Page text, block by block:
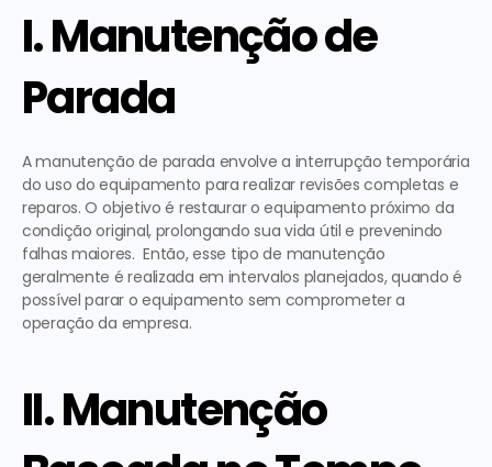
I. Manutenção de
Parada
A manutenção de parada envolve a interrupção temporária
do uso do equipamento para realizar revisões completas e
reparos. O objetivo é restaurar o equipamento próximo da
condição original, prolongando sua vida útil e prevenindo
falhas maiores.  Então, esse tipo de manutenção
geralmente é realizada em intervalos planejados, quando é
possível parar o equipamento sem comprometer a
operação da empresa.
II. Manutenção